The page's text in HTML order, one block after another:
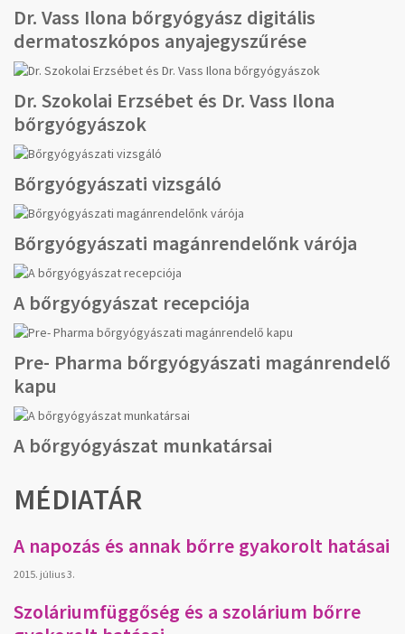
Dr. Vass Ilona bőrgyógyász digitális
dermatoszkópos anyajegyszűrése
Dr. Szokolai Erzsébet és Dr. Vass Ilona
bőrgyógyászok
Bőrgyógyászati vizsgáló
Bőrgyógyászati magánrendelőnk várója
A bőrgyógyászat recepciója
Pre- Pharma bőrgyógyászati magánrendelő
kapu
A bőrgyógyászat munkatársai
MÉDIATÁR
A napozás és annak bőrre gyakorolt hatásai
2015. július 3.
Szoláriumfüggőség és a szolárium bőrre